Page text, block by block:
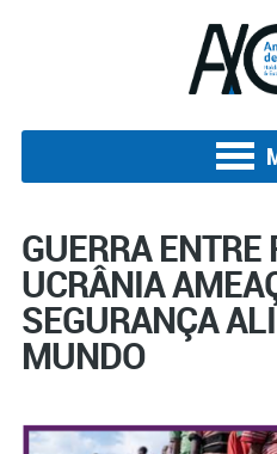
GUERRA
UCRÂNIA
SEGURANÇA
MUNDO